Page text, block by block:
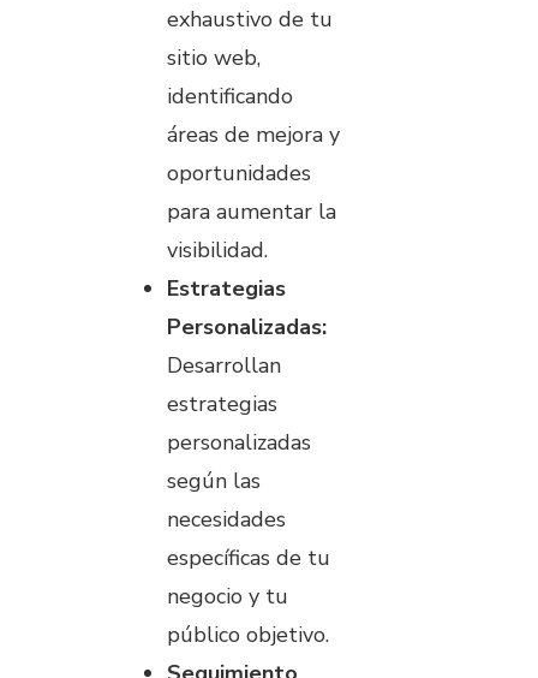
exhaustivo de tu
sitio web,
identificando
áreas de mejora y
oportunidades
para aumentar la
visibilidad.
Estrategias
Personalizadas:
Desarrollan
estrategias
personalizadas
según las
necesidades
específicas de tu
negocio y tu
público objetivo.